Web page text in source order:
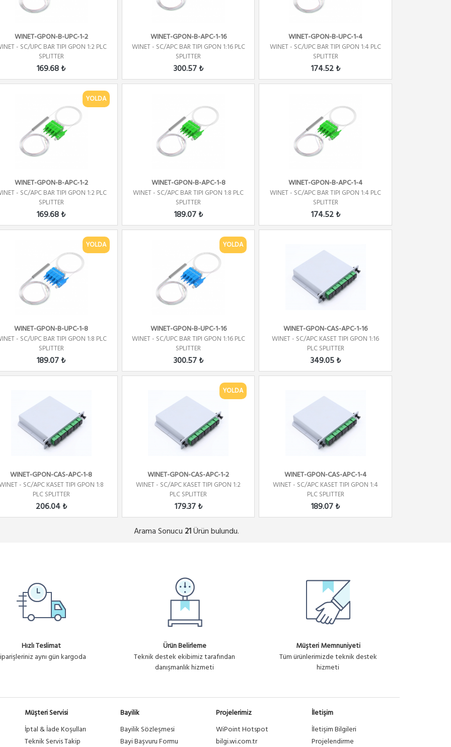
WINET-GPON-B-UPC-1-2
- SC/UPC BAR TIPI GPON 1:2 PLC
SPLITTER
169.68 ₺
WINET-GPON-B-APC-1-16
WINET - SC/APC BAR TIPI GPON 1:16 PLC
SPLITTER
300.57 ₺
WINET-GPON-B-UPC-1-4
WINET - SC/UPC BAR TIPI GPON 1:4 PLC
SPLITTER
174.52 ₺
YOLDA
WINET-GPON-B-APC-1-2
- SC/APC BAR TIPI GPON 1:2 PLC
SPLITTER
169.68 ₺
WINET-GPON-B-APC-1-8
WINET - SC/APC BAR TIPI GPON 1:8 PLC
SPLITTER
189.07 ₺
WINET-GPON-B-APC-1-4
WINET - SC/APC BAR TIPI GPON 1:4 PLC
SPLITTER
174.52 ₺
YOLDA
WINET-GPON-B-UPC-1-8
- SC/UPC BAR TIPI GPON 1:8 PLC
SPLITTER
189.07 ₺
YOLDA
WINET-GPON-B-UPC-1-16
WINET - SC/UPC BAR TIPI GPON 1:16 PLC
SPLITTER
300.57 ₺
WINET-GPON-CAS-APC-1-16
WINET - SC/APC KASET TIPI GPON 1:16
PLC SPLITTER
349.05 ₺
WINET-GPON-CAS-APC-1-8
- SC/APC KASET TIPI GPON 1:8
PLC SPLITTER
206.04 ₺
YOLDA
WINET-GPON-CAS-APC-1-2
WINET - SC/APC KASET TIPI GPON 1:2
PLC SPLITTER
179.37 ₺
WINET-GPON-CAS-APC-1-4
WINET - SC/APC KASET TIPI GPON 1:4
PLC SPLITTER
189.07 ₺
Arama Sonucu 21Ürün bulundu.
Hızlı Teslimat
aynı gün kargoda
Ürün Belirleme
Teknik destek ekibimiz tarafından
danışmanlık hizmeti
Müşteri Memnuniyeti
Tüm ürünlerimizde teknik destek
hizmeti
Müşteri Servisi
İptal & İade Koşulları
Teknik Servis Takip
Bayilik
Bayilik Sözleşmesi
Bayi Başvuru Formu
Projelerimiz
WiPoint Hotspot
bilgi.wi.com.tr
İletişim
İletişim Bilgileri
Projelendirme